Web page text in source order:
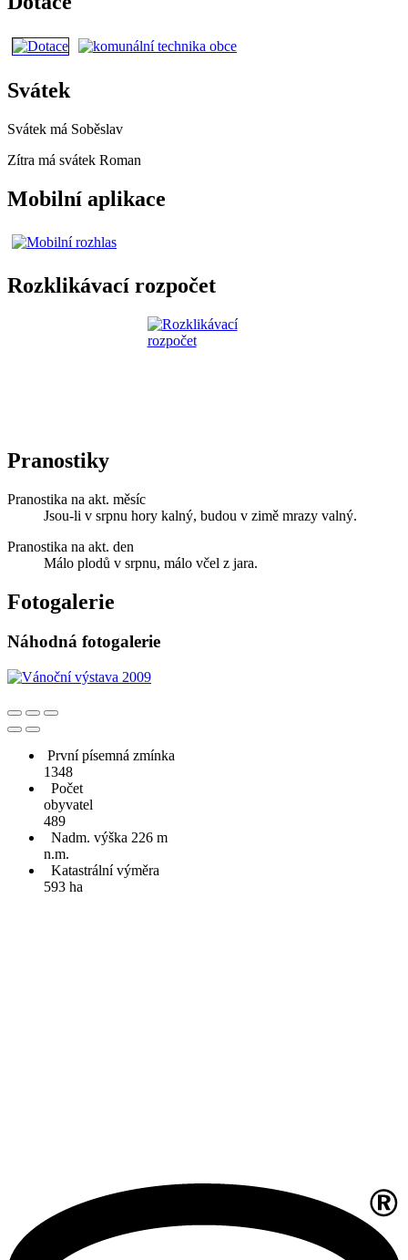
Svátek
Svátek má Soběslav
Zítra má svátek Roman
Mobilní aplikace
Rozklikávací rozpočet
Pranostiky
Pranostika na akt. měsíc
Jsou-li v srpnu hory kalný, budou v zimě mrazy valný.
Pranostika na akt. den
Málo plodů v srpnu, málo včel z jara.
Fotogalerie
Náhodná fotogalerie
První písemná zmínka
1348
Počet
obyvatel
489
Nadm. výška 226 m
n.m.
Katastrální výměra
593 ha